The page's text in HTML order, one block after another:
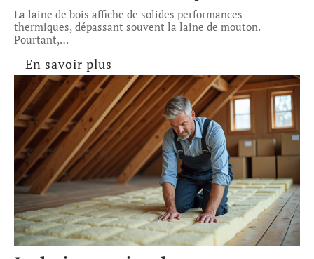
La laine de bois affiche de solides performances
thermiques, dépassant souvent la laine de mouton.
Pourtant,…
En savoir plus